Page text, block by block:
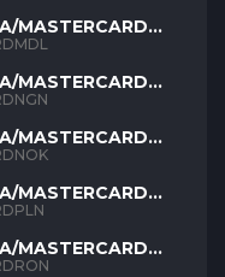
MASTERCARD
MASTERCARD
MASTERCARD
MASTERCARD
MASTERCARD